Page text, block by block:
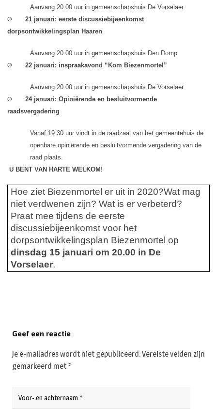
Aanvang 20.00 uur in gemeenschapshuis De Vorselaer
Ø
21 januari: eerste discussiebijeenkomst
dorpsontwikkelingsplan Haaren
Aanvang 20.00 uur in gemeenschapshuis Den Domp
Ø
22 januari: inspraakavond “Kom Biezenmortel”
Aanvang 20.00 uur in gemeenschapshuis De Vorselaer
Ø
24 januari: Opiniërende en besluitvormende
raadsvergadering
Vanaf 19.30 uur vindt in de raadzaal van het gemeentehuis de
openbare opiniërende en besluitvormende vergadering van de
raad plaats.
U BENT VAN HARTE WELKOM!
Hoe ziet Biezenmortel er uit in 2020?Wat mag
niet verdwenen zijn? Wat is er verbeterd?
Praat mee tijdens de eerste
discussiebijeenkomst voor het
dorpsontwikkelingsplan Biezenmortel op
dinsdag 15 januari om 20.00 in De
Vorselaer.
Geef een reactie
Je e-mailadres wordt niet gepubliceerd.Vereiste velden zijn
gemarkeerd met *